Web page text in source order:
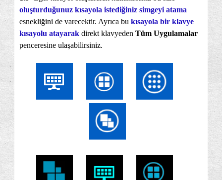
oluşturduğunuz kısayola istediğiniz simgeyi atama
esnekliğini de varecektir. Ayrıca bu kısayola bir klavye
kısayolu atayarak direkt klavyeden Tüm Uygulamalar
penceresine ulaşabilirsiniz.